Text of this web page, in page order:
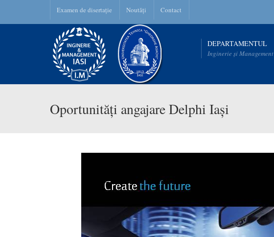
Examen de disertație Noutăți Contact
DEPARTAMENTUL
Inginerie și Management
Oportunități angajare Delphi Iași